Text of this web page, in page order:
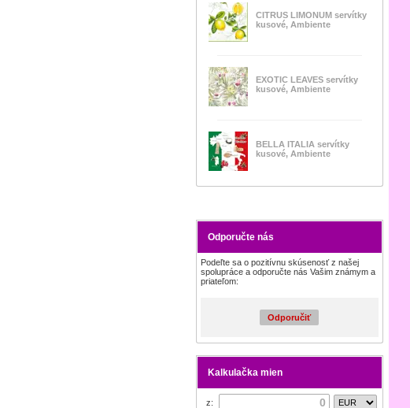
CITRUS LIMONUM servítky
kusové, Ambiente
EXOTIC LEAVES servítky
kusové, Ambiente
BELLA ITALIA servítky
kusové, Ambiente
Odporučte nás
Podeľte sa o pozitívnu skúsenosť z našej
spolupráce a odporučte nás Vašim známym a
priateľom:
Odporučiť
Kalkulačka mien
z: